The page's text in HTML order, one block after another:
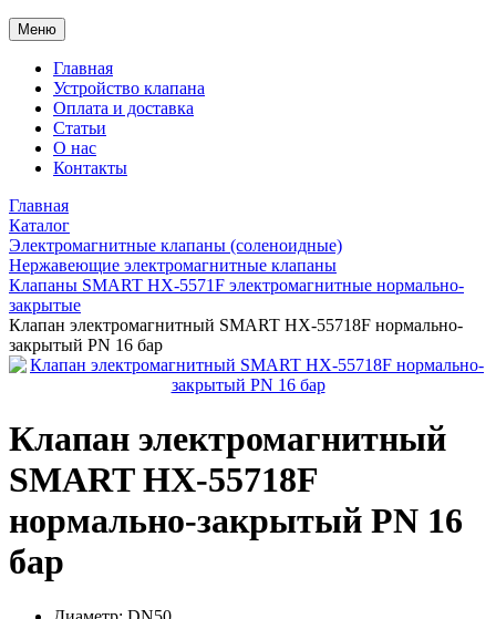
Меню
Главная
Устройство клапана
Оплата и доставка
Статьи
О нас
Контакты
Главная
Каталог
Электромагнитные клапаны (соленоидные)
Нержавеющие электромагнитные клапаны
Клапаны SMART HX-5571F электромагнитные нормально-
закрытые
Клапан электромагнитный SMART HX-55718F нормально-
закрытый PN 16 бар
Клапан электромагнитный
SMART HX-55718F
нормально-закрытый PN 16
бар